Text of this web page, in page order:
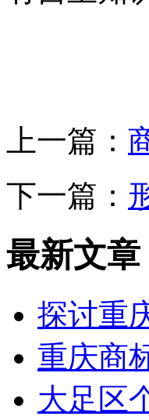
上一篇：
下一篇：
最新文章
探讨重
重庆商
大足区